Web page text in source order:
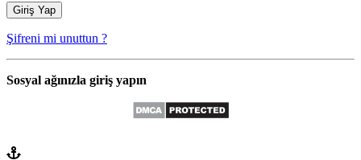
Şifreni mi unuttun ?
Sosyal ağınızla giriş yapın